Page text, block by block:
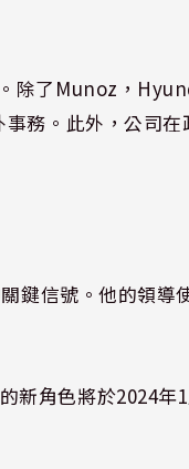
除了Munoz，
務。此外，公司在
鍵信號。他的領
新角色將於2024年